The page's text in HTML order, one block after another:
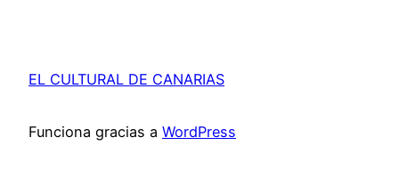
EL CULTURAL DE CANARIAS
Funciona gracias a WordPress